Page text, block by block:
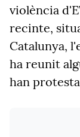
violència
recinte,
Catalunya,
ha reunit
han